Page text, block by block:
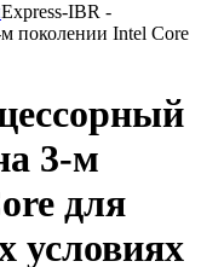
Express-IBR -
поколении Intel Core
3-м
для
условиях